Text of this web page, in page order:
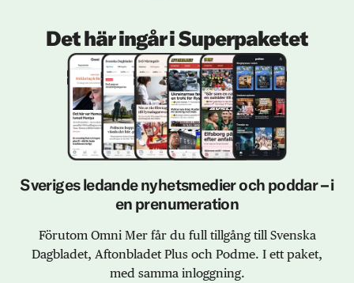
Det här ingår i Superpaketet
Sveriges ledande nyhetsmedier och poddar – i
en prenumeration
Förutom Omni Mer får du full tillgång till Svenska
Dagbladet, Aftonbladet Plus och Podme. I ett paket,
med samma inloggning.